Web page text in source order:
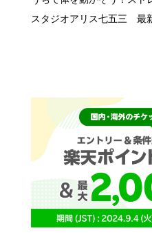
スタジオアリス七五三 最